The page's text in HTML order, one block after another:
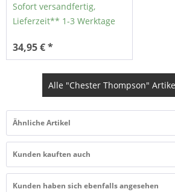
Sofort versandfertig,
Lieferzeit** 1-3 Werktage
34,95 € *
Alle "Chester Thompson"
Ähnliche Artikel
Kunden kauften auch
Kunden haben sich ebenfalls angesehen